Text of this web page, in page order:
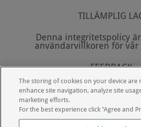
TILLÄMPLIG
Denna integritetspolicy
användarvillkoren för vår
FEEDBACK
Vi tar gärna emot
integritetspolicy. Om du har
eller någon del av våra
oss, genom att e-posta
The storing of cookies on your device are
enhance site navigation, analyze site
marketing efforts.
For the best experience click "Agree and